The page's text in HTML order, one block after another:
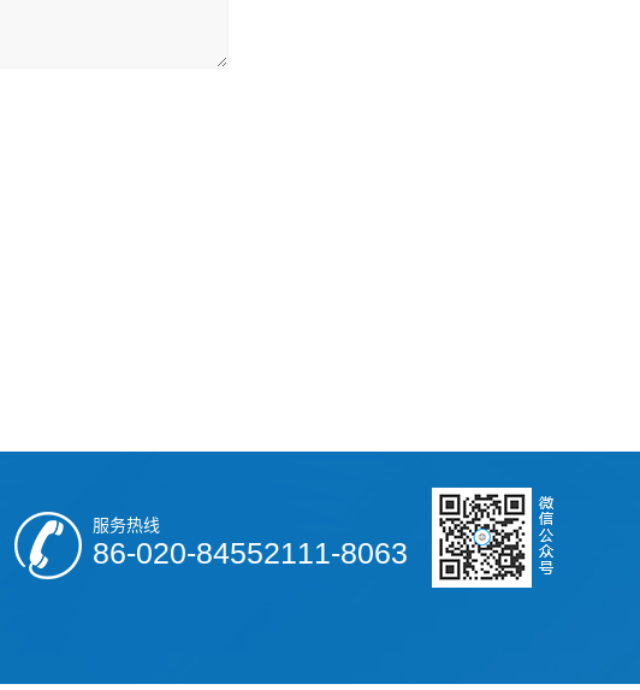
服务热线
86-020-84552111-8063